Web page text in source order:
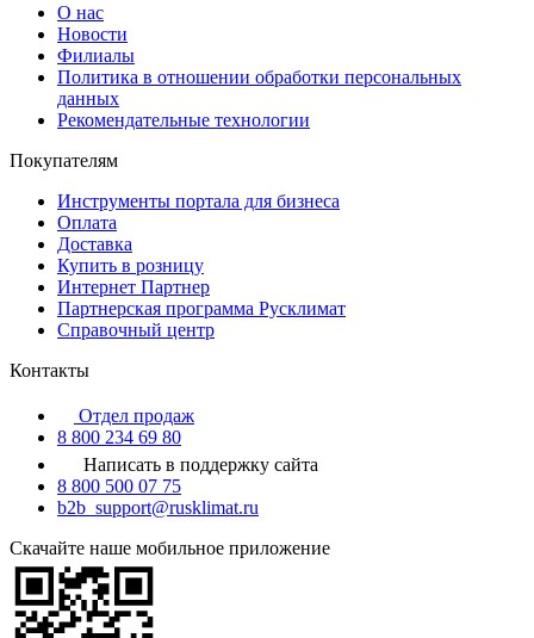
О нас
Новости
Филиалы
Политика в отношении обработки персональных
данных
Рекомендательные технологии
Покупателям
Инструменты портала для бизнеса
Оплата
Доставка
Купить в розницу
Интернет Партнер
Партнерская программа Русклимат
Справочный центр
Контакты
Отдел продаж
8 800 234 69 80
Написать в поддержку сайта
8 800 500 07 75
b2b_support@rusklimat.ru
Скачайте наше мобильное приложение